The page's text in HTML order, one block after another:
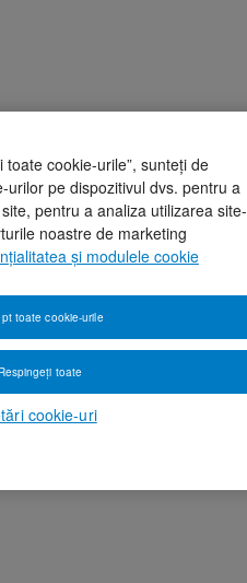
toate cookie-urile”, sunteți de
urilor pe dispozitivul dvs. pentru a
pentru a analiza utilizarea site-
noastre de marketing
și modulele cookie
cookie-uri
Respingeți toate
toate cookie-urile